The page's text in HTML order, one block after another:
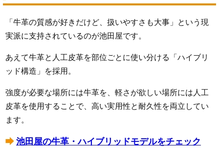
「牛革の質感が好きだけど、扱いやすさも大事」という現
実派に支持されているのが池田屋です。
あえて牛革と人工皮革を部位ごとに使い分ける「ハイブリ
ッド構造」を採用。
強度が必要な場所には牛革を、軽さが欲しい場所には人工
皮革を使用することで、高い実用性と耐久性を両立してい
ます。
池田屋の牛革・ハイブリッドモデルをチェック